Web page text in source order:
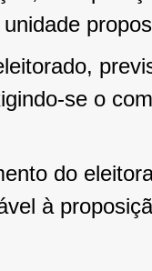
se o
do
à